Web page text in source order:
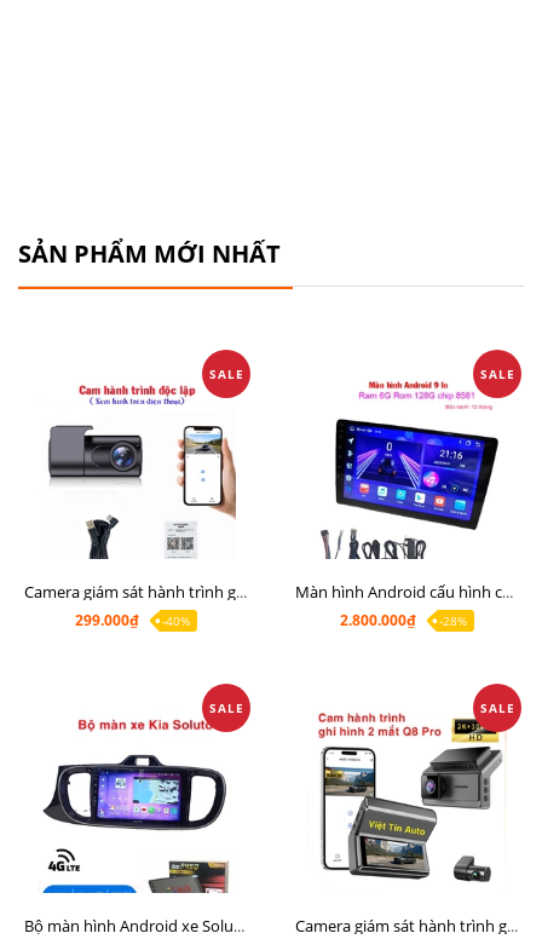
SẢN PHẨM MỚI NHẤT
SALE
Camera giám sát hành trình giá rẻ, cam hành trình cho màn Android, cam hành trình kết nối điện thoại
299.000₫
-40%
SALE
Màn hình Android cấu hình cao Ram 6G Rom 128G chip 8 nhân 8581
2.800.000₫
-28%
SALE
Bộ màn hình Android xe Soluto, mặt dưỡng lắp màn hình Soluto kèm rắc zin
SALE
Camera giám sát hành trình ghi hình 2 mắt Q8 Pro độ phân giải 2K +1080P